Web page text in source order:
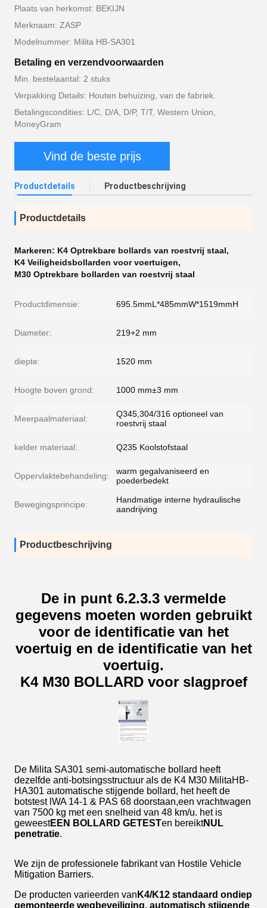
Plaats van herkomst: BEKIJN
Merknaam: ZASP
Modelnummer: Milita HB-SA301
Betaling en verzendvoorwaarden
Min. bestelaantal: 2 stuks
Verpakking Details: Houten behuizing, van de fabriek.
Betalingscondities: L/C, D/A, D/P, T/T, Western Union,
MoneyGram
Vind de beste prijs
Productdetails Productbeschrijving
Productdetails
Markeren: K4 Optrekbare bollards van roestvrij staal,
K4 Veiligheidsbollarden voor voertuigen,
M30 Optrekbare bollarden van roestvrij staal
Productdimensie: 695.5mmL*485mmW*1519mmH
Diameter: 219+2 mm
diepte: 1520 mm
Hoogte boven grond: 1000 mm±3 mm
Meerpaalmateriaal:
Q345,304/316 optioneel van
roestvrij staal
kelder materiaal: Q235 Koolstofstaal
Oppervlaktebehandeling:
warm gegalvaniseerd en
poederbedekt
Bewegingsprincipe:
Handmatige interne hydraulische
aandrijving
Productbeschrijving
De in punt 6.2.3.3 vermelde
gegevens moeten worden gebruikt
voor de identificatie van het
voertuig en de identificatie van het
voertuig.
K4 M30 BOLLARD voor slagproef
De Milita SA301 semi-automatische bollard heeft
dezelfde anti-botsingsstructuur als de K4 M30 MilitaHB-
HA301 automatische stijgende bollard, het heeft de
botstest lWA 14-1 & PAS 68 doorstaan,een vrachtwagen
van 7500 kg met een snelheid van 48 km/u. het is
geweestEEN BOLLARD GETESTen bereiktNUL
penetratie.
We zijn de professionele fabrikant van Hostile Vehicle
Mitigation Barriers.
De producten varieerden van K4/K12 standaard ondiep
gemonteerde wegbeveiliging, automatisch stijgende